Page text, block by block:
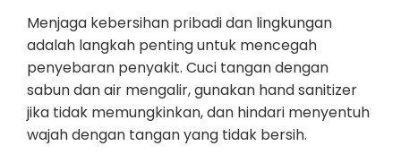
Menjaga kebersihan pribadi dan lingkungan
adalah langkah penting untuk mencegah
penyebaran penyakit. Cuci tangan dengan
sabun dan air mengalir, gunakan hand sanitizer
jika tidak memungkinkan, dan hindari menyentuh
wajah dengan tangan yang tidak bersih.